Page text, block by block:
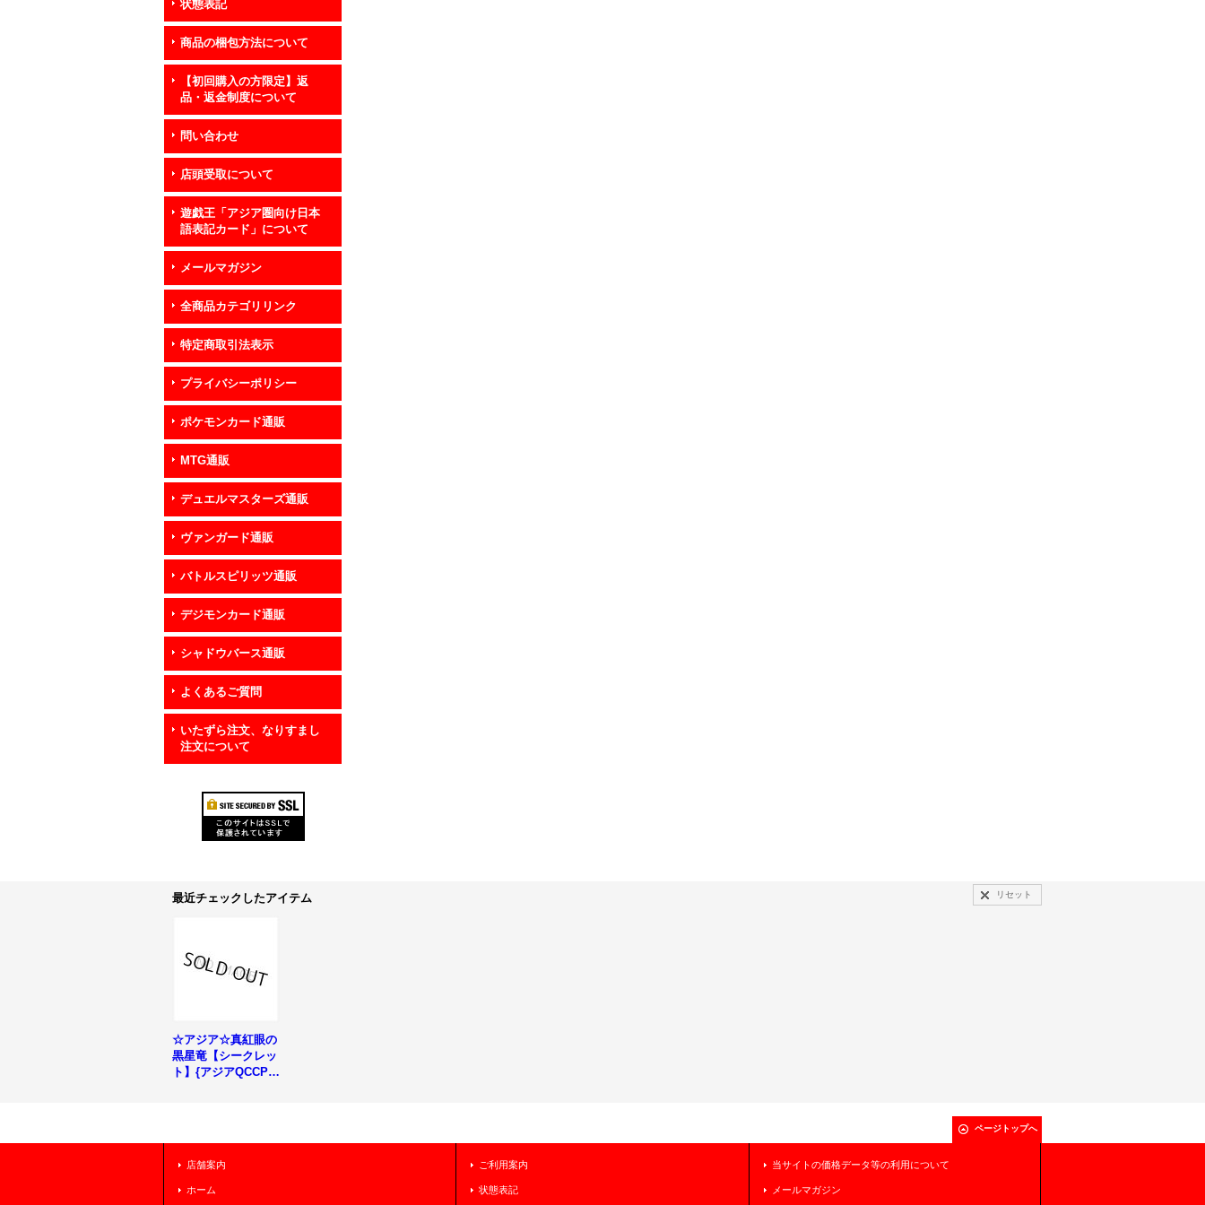
状態表記
商品の梱包方法について
【初回購入の方限定】返
品・返金制度について
問い合わせ
店頭受取について
遊戯王「アジア圏向け日本
語表記カード」について
メールマガジン
全商品カテゴリリンク
特定商取引法表示
プライバシーポリシー
ポケモンカード通販
MTG通販
デュエルマスターズ通販
ヴァンガード通販
バトルスピリッツ通販
デジモンカード通販
シャドウバース通販
よくあるご質問
いたずら注文、なりすまし
注文について
最近チェックしたアイテム リセット
☆アジア☆真紅眼の
黒星竜【シークレッ
ト】{アジアQCCP-J
ページトップへ
店舗案内
ホーム
ご利用案内
状態表記
当サイトの価格データ等の利用について
メールマガジン